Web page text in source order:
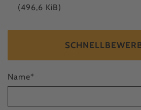
(496,6 KiB)
Name*